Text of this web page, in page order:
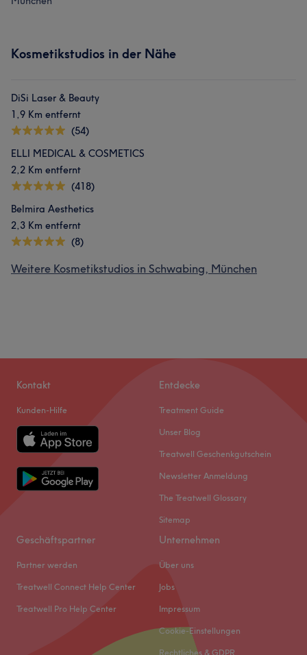
Kosmetikstudios in der Nähe
DiSi Laser & Beauty
1,9 Km entfernt
(54)
ELLI MEDICAL & COSMETICS
2,2 Km entfernt
(418)
Belmira Aesthetics
2,3 Km entfernt
(8)
Weitere Kosmetikstudios in Schwabing, München
Kontakt
Kunden-Hilfe
Entdecke
Treatment Guide
Unser Blog
Treatwell Geschenkgutschein
Newsletter Anmeldung
The Treatwell Glossary
Sitemap
Geschäftspartner
Partner werden
Treatwell Connect Help Center
Treatwell Pro Help Center
Unternehmen
Über uns
Jobs
Impressum
Cookie-Einstellungen
Rechtliches & GDPR